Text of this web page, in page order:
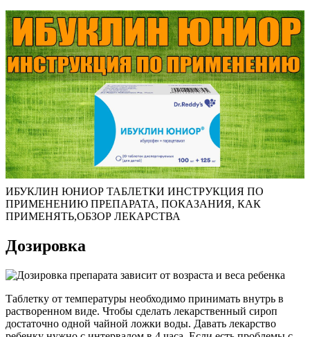
ИБУКЛИН ЮНИОР ТАБЛЕТКИ ИНСТРУКЦИЯ ПО
ПРИМЕНЕНИЮ ПРЕПАРАТА, ПОКАЗАНИЯ, КАК
ПРИМЕНЯТЬ,ОБЗОР ЛЕКАРСТВА
Дозировка
Таблетку от температуры необходимо принимать внутрь в
растворенном виде. Чтобы сделать лекарственный сироп
достаточно одной чайной ложки воды. Давать лекарство